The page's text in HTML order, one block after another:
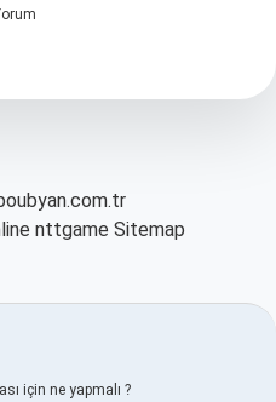
nttgame Sitemap
için ne yapmalı ?